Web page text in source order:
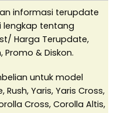
informasi terupdate
lengkap tentang
Harga Terupdate,
Promo & Diskon.
untuk model
Rush, Yaris, Yaris Cross,
Cross, Corolla Altis,